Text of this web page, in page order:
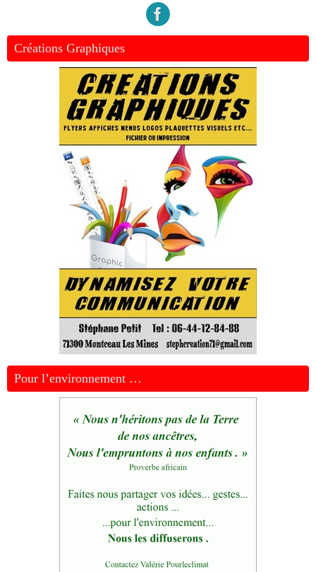
Créations Graphiques
Pour l’environnement …